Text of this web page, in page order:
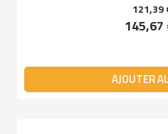
121,39
145,67
AJOUTER